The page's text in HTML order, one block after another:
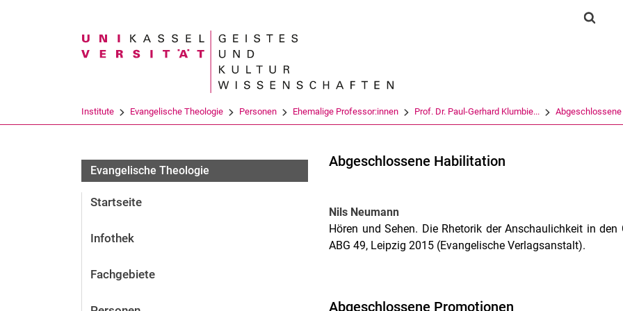
Springe direkt zu: Inhalt
Springe direkt zu: Suche
Springe direkt zu:
Suchbegriff
Institute Evangelische Theologie Personen Ehemalige Professor:innen Prof. Dr. Paul-Gerhard Klumbie...
Evangelische Theologie
Startseite
Infothek
Fachgebiete
Abgeschlossene Habilitation
Nils Neumann
Hören und Sehen. Die Rhetorik der Anschaulichkeit in
ABG 49, Leipzig 2015 (Evangelische Verlagsanstalt).
Abgeschlossene Promotionen